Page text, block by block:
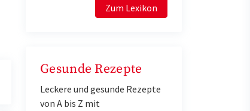
Zum Lexikon
Gesunde Rezepte
Leckere und gesunde Rezepte
von A bis Z mit